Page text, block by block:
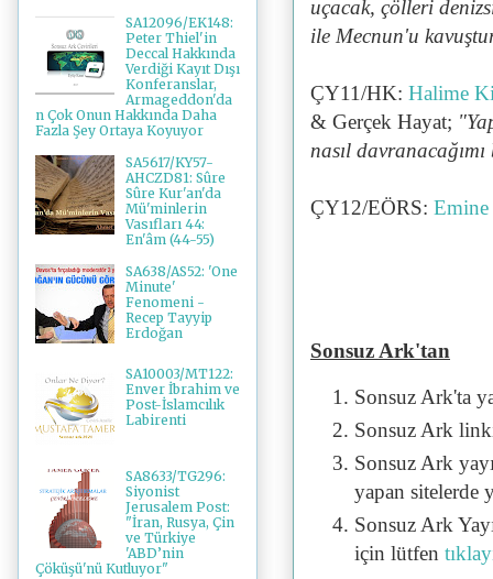
uçacak, çölleri
ile Mecnun'u
ÇY11/HK: Halime
& Gerçek Hayat; "
nasıl
ÇY12/EÖRS: Emine
Sonsuz Ark'tan
Sonsuz Ark'ta
Sonsuz Ark
Sonsuz Ark
yapan sitelerde
Sonsuz Ark
için lütfen
SA12096/EK148:
Peter Thiel'in
Deccal Hakkında
Verdiği Kayıt Dışı
Konferanslar,
Armageddon'da
n Çok Onun Hakkında Daha
Fazla Şey Ortaya Koyuyor
SA5617/KY57-
AHCZD81: Sûre
Sûre Kur'an'da
Mü'minlerin
Vasıfları 44:
En'âm (44-55)
SA638/AS52: 'One
Minute'
Fenomeni -
Recep Tayyip
Erdoğan
SA10003/MT122:
Enver İbrahim ve
Post-İslamcılık
Labirenti
SA8633/TG296:
Siyonist
Jerusalem Post:
"İran, Rusya, Çin
ve Türkiye
'ABD’nin
Çöküşü'nü Kutluyor"